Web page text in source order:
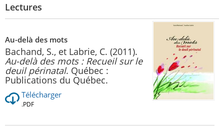
Lectures
Au-delà des mots
Bachand, S., et Labrie, C. (2011).
Au-delà des mots : Recueil sur le
deuil périnatal. Québec :
Publications du Québec.
Télécharger
.PDF